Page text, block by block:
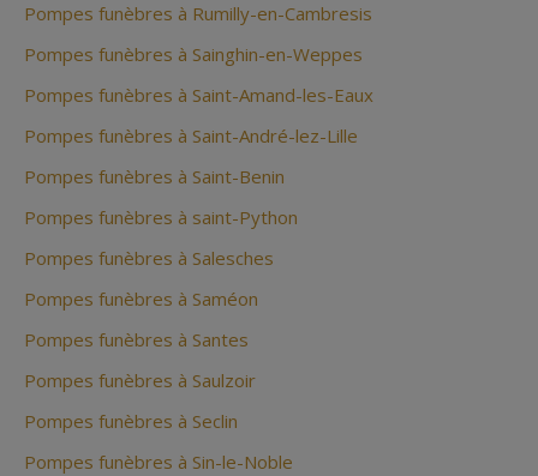
Pompes funèbres à Rumilly-en-Cambresis
Pompes funèbres à Sainghin-en-Weppes
Pompes funèbres à Saint-Amand-les-Eaux
Pompes funèbres à Saint-André-lez-Lille
Pompes funèbres à Saint-Benin
Pompes funèbres à saint-Python
Pompes funèbres à Salesches
Pompes funèbres à Saméon
Pompes funèbres à Santes
Pompes funèbres à Saulzoir
Pompes funèbres à Seclin
Pompes funèbres à Sin-le-Noble